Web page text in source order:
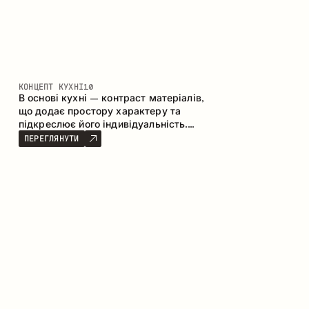
КОНЦЕПТ КУХНІ10
В основі кухні – контраст матеріалів,
що додає простору характеру та
підкреслює його індивідуальність.
Дерево, метал і скло створюють
збалансовану та стильну композицію.
ПЕРЕГЛЯНУТИ